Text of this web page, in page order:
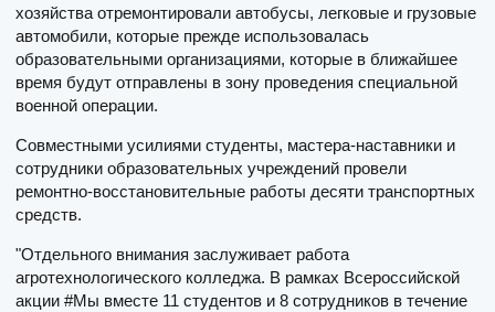
хозяйства отремонтировали автобусы, легковые и грузовые
автомобили, которые прежде использовалась
образовательными организациями, которые в ближайшее
время будут отправлены в зону проведения специальной
военной операции.
Совместными усилиями студенты, мастера-наставники и
сотрудники образовательных учреждений провели
ремонтно-восстановительные работы десяти транспортных
средств.
"Отдельного внимания заслуживает работа
агротехнологического колледжа. В рамках Всероссийской
акции #Мы вместе 11 студентов и 8 сотрудников в течение